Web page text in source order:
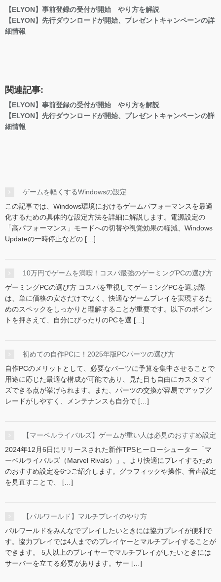
【ELYON】事前登録の受付が開始 やり方を解説
【ELYON】先行ダウンロードが開始、プレゼントキャンペーンの詳
細情報
関連記事:
【ELYON】事前登録の受付が開始 やり方を解説
【ELYON】先行ダウンロードが開始、プレゼントキャンペーンの詳
細情報
ゲームを軽くするWindowsの設定
この記事では、Windows環境におけるゲームパフォーマンスを最適
化するための具体的な設定方法を詳細に解説します。電源設定の
「高パフォーマンス」モードへの切替や視覚効果の軽減、Windows
Updateの一時停止などの […]
10万円でゲームを満喫！コスパ最強のゲーミングPCの選び方
ゲーミングPCの選び方 コスパを重視してゲーミングPCを選ぶ際
は、単に価格の安さだけでなく、快適なゲームプレイを実現するた
めのスペックをしっかりと理解することが重要です。以下のポイン
トを押さえて、自分にぴったりのPCを選 […]
初めての自作PCに！2025年版PCパーツの選び方
自作PCのメリットとして、必要なパーツに予算を集中させることで
用途に応じた最適な構成が可能であり、見た目も自由にカスタマイ
ズできる点が挙げられます。また、パーツの交換が容易でアップグ
レードがしやすく、メンテナンスも自分で […]
【マーベルライバルズ】ゲームが重い人は必見のおすすめ設定
2024年12月6日にリリースされた新作TPSヒーローシューター「マ
ーベルライバルズ（Marvel Rivals）」。より快適にプレイするため
のおすすめ設定を6つご紹介します。グラフィックや操作、音声設定
を見直すことで、 […]
【パルワールド】マルチプレイのやり方
パルワールドをみんなでプレイしたいときには協力プレイが便利で
す。協力プレイでは4人までのプレイヤーとマルチプレイすることが
できます。 5人以上のプレイヤーでマルチプレイがしたいときには
サーバーを立てる必要があります。サー […]